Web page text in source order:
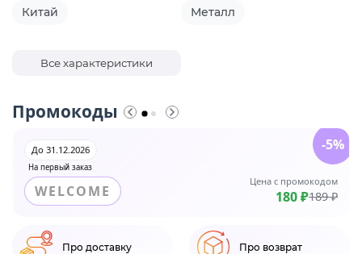
Китай Металл
Все характеристики
Промокоды
На первый заказ
До 31.12.2026
WELCOME
Цена с промокодом
180 ₽189 ₽
-5%
Про доставку Про возврат